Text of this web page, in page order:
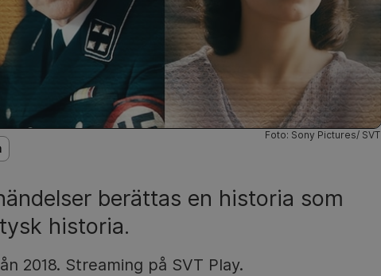
berättas en historia som
historia.
2018. Streaming på SVT Play.
Foto: Sony Pictures/ SVT